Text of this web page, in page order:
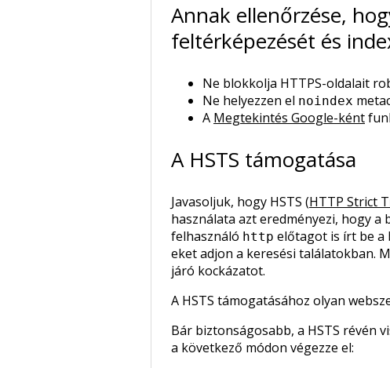
Annak ellenőrzése,
feltérképezését és
Ne blokkolja HTTPS-oldalait
Ne helyezzen el noindex
A Megtekintés Google-ként
A HSTS támogatása
Javasoljuk, hogy HSTS (HTTP Strict
használata azt eredményezi, hogy
felhasználó http előtagot is írt be a
eket adjon a keresési találatokban.
járó kockázatot.
A HSTS támogatásához olyan
Bár biztonságosabb, a HSTS révén
a következő módon végezze el: